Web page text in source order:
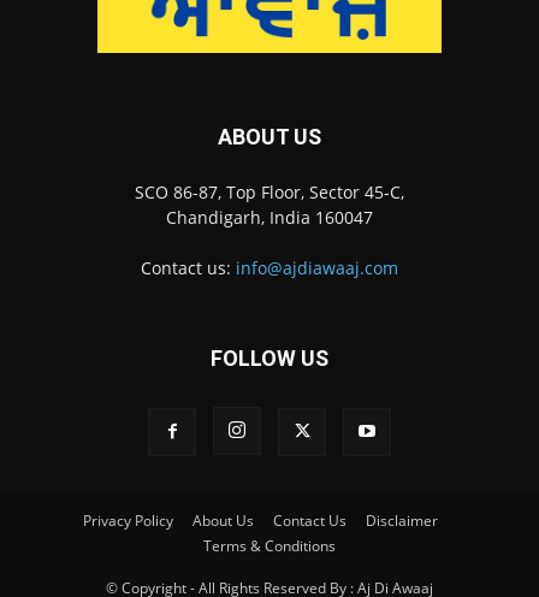
ABOUT US
SCO 86-87, Top Floor, Sector 45-C,
Chandigarh, India 160047
Contact us: info@ajdiawaaj.com
FOLLOW US
Privacy Policy About Us Contact Us
Disclaimer
Terms & Conditions
© Copyright - All Rights Reserved By : Aj Di Awaaj